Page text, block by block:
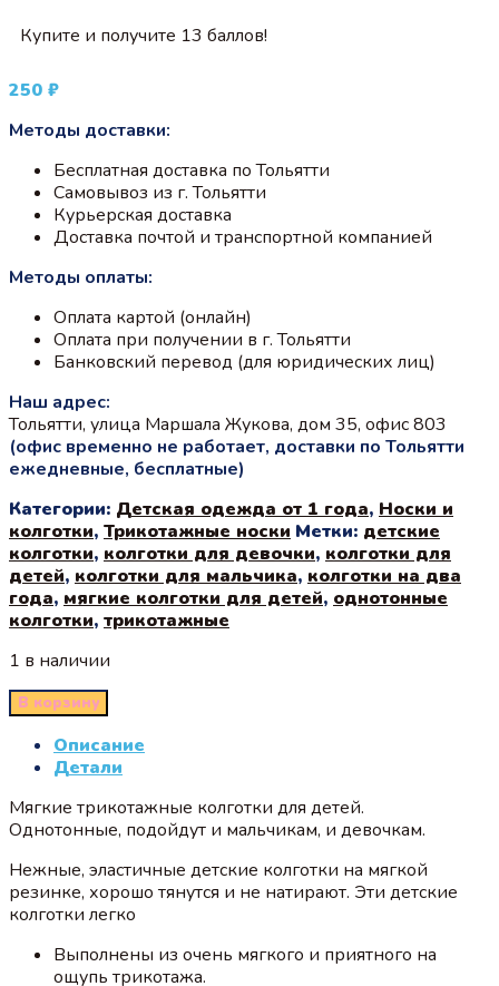
Купите и получите 13 баллов!
250 ₽
Методы доставки:
Бесплатная доставка по Тольятти
Самовывоз из г. Тольятти
Курьерская доставка
Доставка почтой и транспортной компанией
Методы оплаты:
Оплата картой (онлайн)
Оплата при получении в г. Тольятти
Банковский перевод (для юридических лиц)
Наш адрес:
Тольятти, улица Маршала Жукова, дом 35, офис 803
(офис временно не работает, доставки по Тольятти
ежедневные, бесплатные)
Категории: Детская одежда от 1 года, Носки и
колготки, Трикотажные носки Метки: детские
колготки, колготки для девочки, колготки для
детей, колготки для мальчика, колготки на два
года, мягкие колготки для детей, однотонные
колготки, трикотажные
1 в наличии
В корзину
Описание
Детали
Мягкие трикотажные колготки для детей.
Однотонные, подойдут и мальчикам, и девочкам.
Нежные, эластичные детские колготки на мягкой
резинке, хорошо тянутся и не натирают. Эти детские
колготки легко
Выполнены из очень мягкого и приятного на
ощупь трикотажа.